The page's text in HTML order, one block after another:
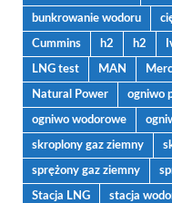
bunkrowanie wodoru
Cummins
h2 h2
LNG test
MAN
Natural Power
ogniwo
ogniwo wodorowe
skroplony gaz ziemny
sprężony gaz ziemny
Stacja LNG
stacja